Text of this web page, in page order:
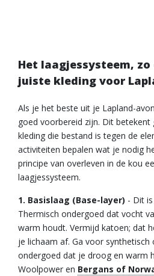
Het laagjessysteem,
juiste kleding voor
Als je het beste uit je Lapland-
goed voorbereid zijn. Dit betekent
kleding die bestand is tegen de
activiteiten bepalen wat je nodig
principe van overleven in de kou
laagjessysteem.
1. Basislaag (Base-layer) - Dit
Thermisch ondergoed dat vocht
warm houdt. Vermijd katoen; dat
je lichaam af. Ga voor
ondergoed dat je droog en warm
Woolpower en Bergans of